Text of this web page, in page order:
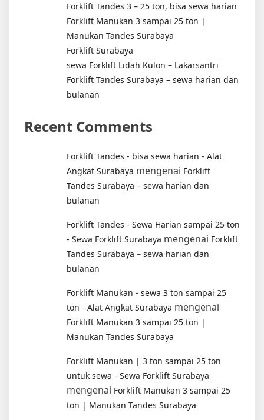
Forklift Tandes 3 – 25 ton, bisa sewa harian
Forklift Manukan 3 sampai 25 ton |
Manukan Tandes Surabaya
Forklift Surabaya
sewa Forklift Lidah Kulon – Lakarsantri
Forklift Tandes Surabaya – sewa harian dan
bulanan
Recent Comments
Forklift Tandes - bisa sewa harian - Alat
Angkat Surabaya mengenai Forklift
Tandes Surabaya – sewa harian dan
bulanan
Forklift Tandes - Sewa Harian sampai 25 ton
- Sewa Forklift Surabaya mengenai Forklift
Tandes Surabaya – sewa harian dan
bulanan
Forklift Manukan - sewa 3 ton sampai 25
ton - Alat Angkat Surabaya mengenai
Forklift Manukan 3 sampai 25 ton |
Manukan Tandes Surabaya
Forklift Manukan | 3 ton sampai 25 ton
untuk sewa - Sewa Forklift Surabaya
mengenai Forklift Manukan 3 sampai 25
ton | Manukan Tandes Surabaya